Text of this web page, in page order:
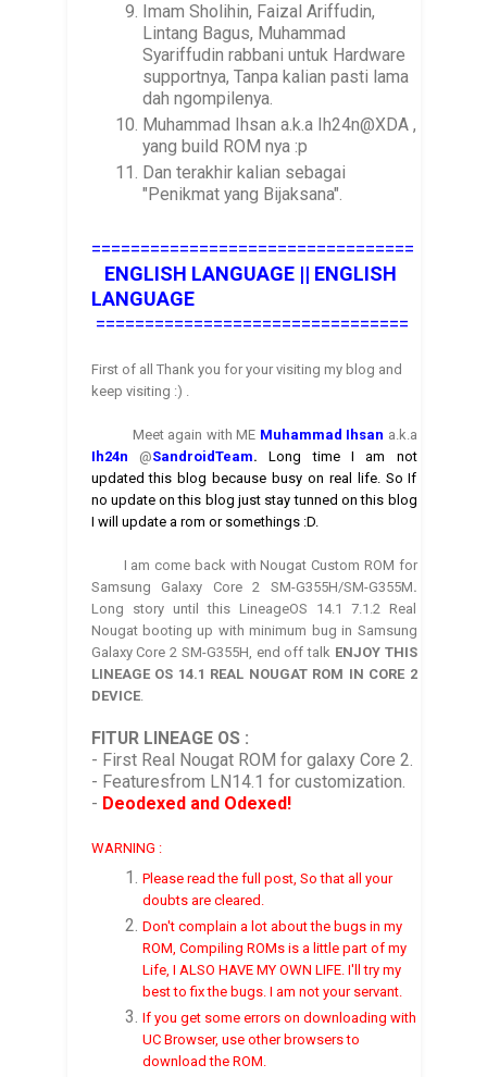
Imam Sholihin, Faizal Ariffudin,
Lintang Bagus, Muhammad
Syariffudin rabbani untuk Hardware
supportnya, Tanpa kalian pasti lama
dah ngompilenya.
Muhammad Ihsan a.k.a Ih24n@XDA ,
yang build ROM nya :p
Dan terakhir kalian sebagai
"Penikmat yang Bijaksana".
=================================
ENGLISH LANGUAGE || ENGLISH
LANGUAGE
================================
First of all Thank you for your visiting my blog and
keep visiting :) .
Meet again with ME Muhammad Ihsan a.k.a
Ih24n @SandroidTeam.Long time I am not
updated this blog because busy on real life. So If
no update on this blog just stay tunned on this blog
I will update a rom or somethings :D.
I am come back with Nougat Custom ROM for
Samsung Galaxy Core 2 SM-G355H/SM-G355M.
Long story until this LineageOS 14.1 7.1.2 Real
Nougat booting up with minimum bug in Samsung
Galaxy Core 2 SM-G355H, end off talk ENJOY THIS
LINEAGE OS 14.1 REAL NOUGAT ROM IN CORE 2
DEVICE.
FITUR LINEAGE OS :
- First Real Nougat ROM for galaxy Core 2.
- Featuresfrom LN14.1 for customization.
- Deodexed and Odexed!
WARNING :
Please read the full post, So that all your
doubts are cleared.
Don't complain a lot about the bugs in my
ROM, Compiling ROMs is a little part of my
Life, I ALSO HAVE MY OWN LIFE. I'll try my
best to fix the bugs. I am not your servant.
If you get some errors on downloading with
UC Browser, use other browsers to
download the ROM.